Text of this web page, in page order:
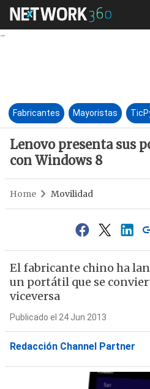
Fabricantes Mayoristas
Lenovo presenta sus
con Windows 8
Home Movilidad
El fabricante chino ha
un portátil que se
viceversa
Publicado el 24 Jun 2013
Redacción Channel Partner